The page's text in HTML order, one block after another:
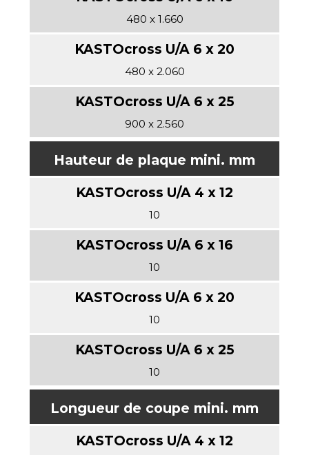
480 x 1.660
480 x 2.060
900 x 2.560
Hauteur de plaque mini. mm
10
10
10
10
Longueur de coupe mini. mm